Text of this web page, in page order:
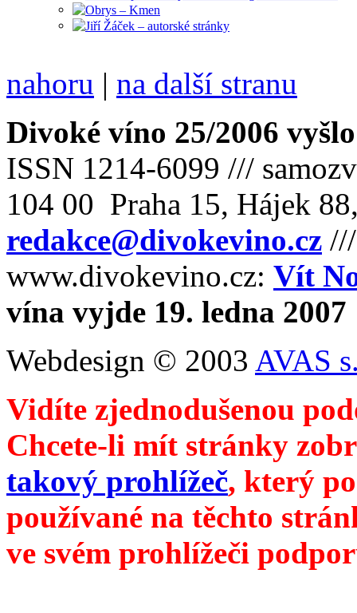
nahoru | na další stranu
Divoké víno 25/2006
ISSN 1214-6099 ///
104 00 Praha 15, Hájek
redakce@divokevino.cz
www.divokevino.cz: Vít
vína vyjde 19. ledna 2007
Webdesign © 2003 AVAS
Vidíte zjednodušenou
Chcete-li mít stránky
takový prohlížeč, který
používané na těchto
ve svém prohlížeči